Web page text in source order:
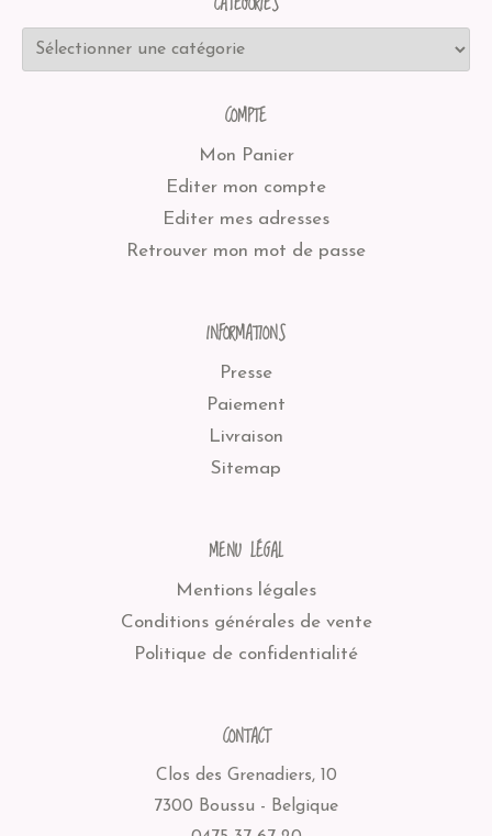
COMPTE
Mon Panier
Editer mon compte
Editer mes adresses
Retrouver mon mot de passe
INFORMATIONS
Presse
Paiement
Livraison
Sitemap
MENU LÉGAL
Mentions légales
Conditions générales de vente
Politique de confidentialité
CONTACT
Clos des Grenadiers, 10
7300 Boussu - Belgique